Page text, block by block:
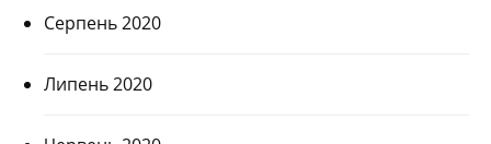
Серпень 2020
Липень 2020